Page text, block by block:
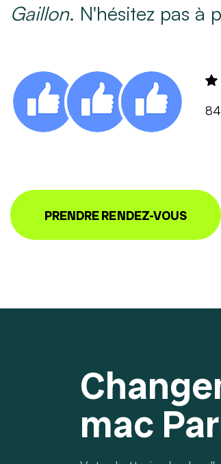
Gaillon. N'hésitez pas à
PRENDRE RENDEZ-VOUS
mac